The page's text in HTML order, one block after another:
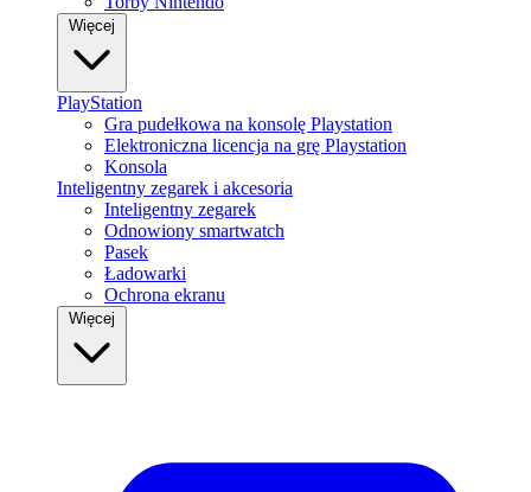
PlayStation
Gra pudełkowa na konsolę Playstation
Elektroniczna licencja na grę Playstation
Konsola
Inteligentny zegarek i akcesoria
Inteligentny zegarek
Odnowiony smartwatch
Pasek
Ładowarki
Ochrona ekranu